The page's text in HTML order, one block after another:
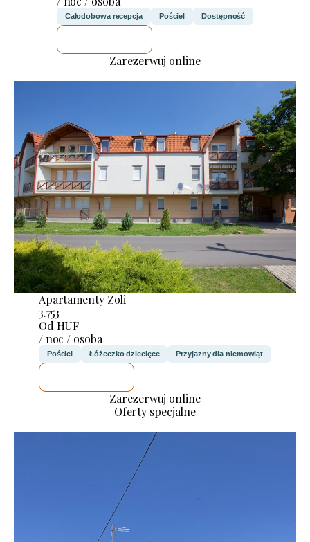
Całodobowa recepcja Pościel Dostępność
Zarezerwuj online
Apartamenty Zoli
3.753
Od HUF
/ noc / osoba
Pościel Łóżeczko dziecięce Przyjazny dla niemowląt
Zarezerwuj online
Oferty specjalne